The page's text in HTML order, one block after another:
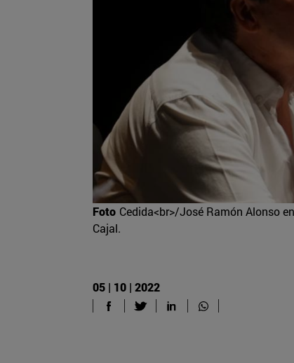
Foto Cedida<br>/José Ramón Alonso
Cajal.
05 | 10 | 2022